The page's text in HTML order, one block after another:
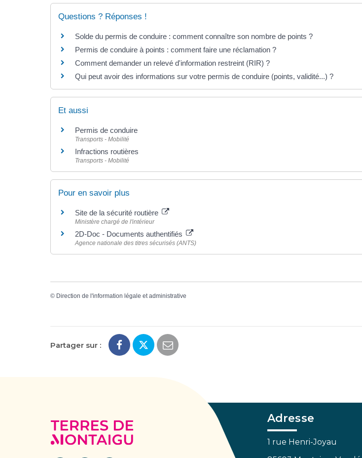
Questions ? Réponses !
Solde du permis de conduire : comment connaître son nombre de points ?
Permis de conduire à points : comment faire une réclamation ?
Comment demander un relevé d'information restreint (RIR) ?
Qui peut avoir des informations sur votre permis de conduire (points, validité...) ?
Et aussi
Permis de conduire
Transports - Mobilité
Infractions routières
Transports - Mobilité
Pour en savoir plus
Site de la sécurité routière
Ministère chargé de l'intérieur
2D-Doc - Documents authentifiés
Agence nationale des titres sécurisés (ANTS)
© Direction de l'information légale et administrative
Partager sur :
Adresse
1 rue Henri-Joyau